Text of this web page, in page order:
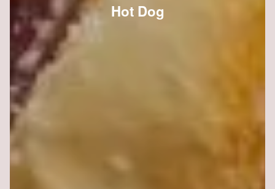
Hot Dog